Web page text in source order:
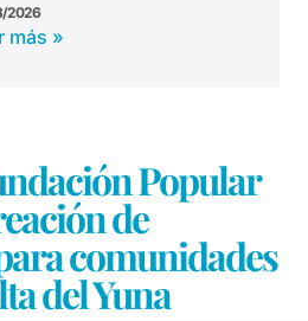
2026
más »
Popular
de
comunidades
del Yuna